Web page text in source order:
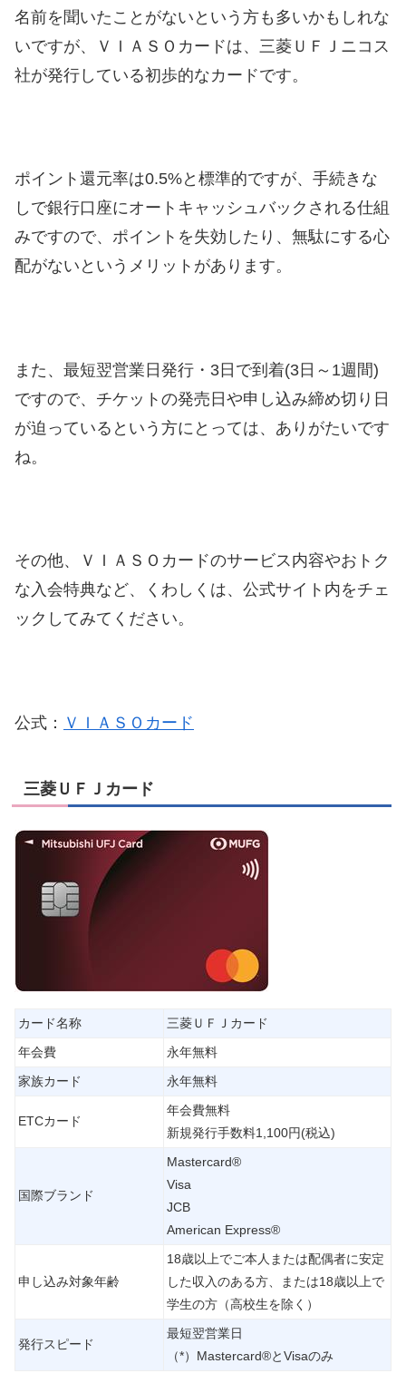
名前を聞いたことがないという方も多いかもしれな
いですが、ＶＩＡＳＯカードは、三菱ＵＦＪニコス
社が発行している初歩的なカードです。
ポイント還元率は0.5%と標準的ですが、手続きな
しで銀行口座にオートキャッシュバックされる仕組
みですので、ポイントを失効したり、無駄にする心
配がないというメリットがあります。
また、最短翌営業日発行・3日で到着(3日～1週間)
ですので、チケットの発売日や申し込み締め切り日
が迫っているという方にとっては、ありがたいです
ね。
その他、ＶＩＡＳＯカードのサービス内容やおトク
な入会特典など、くわしくは、公式サイト内をチェ
ックしてみてください。
公式： ＶＩＡＳＯカード
三菱ＵＦＪカード
カード名称
三菱ＵＦＪカード
年会費
永年無料
家族カード
永年無料
ETCカード
年会費無料
新規発行手数料1,100円(税込)
国際ブランド
Mastercard®
Visa
JCB
American Express®
申し込み対象年齢
18歳以上でご本人または配偶者に安定
した収入のある方、または18歳以上で
学生の方（高校生を除く）
発行スピード
最短翌営業日
（*）Mastercard®とVisaのみ